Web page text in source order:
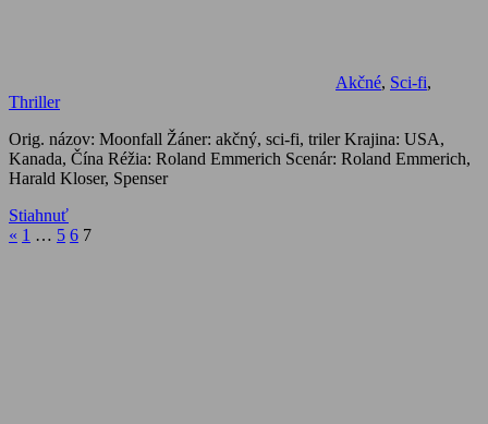
Akčné, Sci-fi,
Thriller
Orig. názov: Moonfall Žáner: akčný, sci-fi, triler Krajina: USA,
Kanada, Čína Réžia: Roland Emmerich Scenár: Roland Emmerich,
Harald Kloser, Spenser
Stiahnuť
Stránkovanie
« Previous
1 … 5 6 7